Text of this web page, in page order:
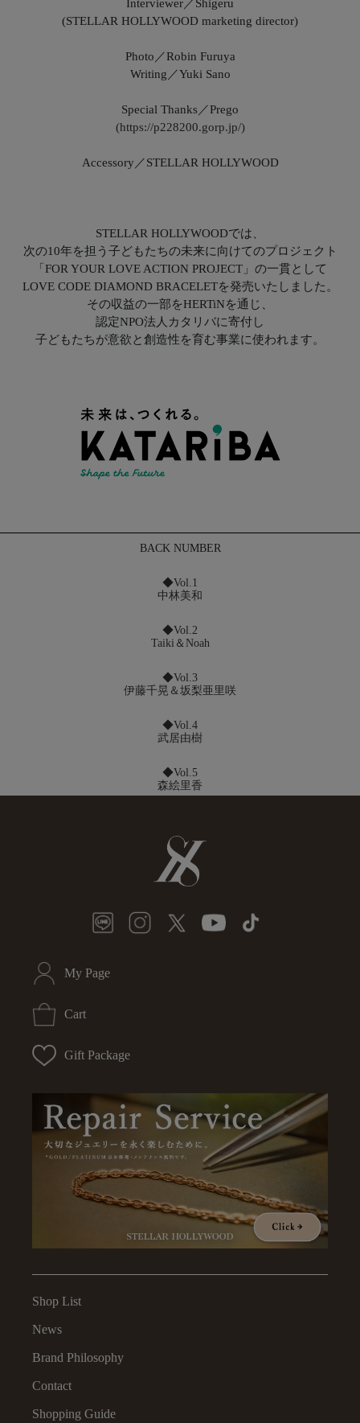
Interviewer／Shigeru
(STELLAR HOLLYWOOD marketing director)
Photo／Robin Furuya
Writing／Yuki Sano
Special Thanks／Prego
(https://p228200.gorp.jp/)
Accessory／STELLAR HOLLYWOOD
STELLAR HOLLYWOODでは、
次の10年を担う子どもたちの未来に向けてのプロジェクト
「FOR YOUR LOVE ACTION PROJECT」の一貫として
LOVE CODE DIAMOND BRACELETを発売いたしました。
その収益の一部をHERTiNを通じ、
認定NPO法人カタリバに寄付し
子どもたちが意欲と創造性を育む事業に使われます。
BACK NUMBER
◆Vol.1
中林美和
◆Vol.2
Taiki＆Noah
◆Vol.3
伊藤千晃＆坂梨亜里咲
◆Vol.4
武居由樹
◆Vol.5
森絵里香
My Page
Cart
Gift Package
Shop List
News
Brand Philosophy
Contact
Shopping Guide